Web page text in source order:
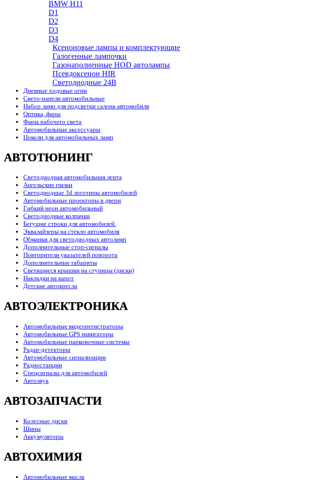
BMW H11
D1
D2
D3
D4
Ксеноновые лампы и комплектующие
Галогенные лампочки
Газонаполненные HOD автолампы
Псевдоксенон HIR
Cветодиодные 24B
Дневные ходовые огни
Свето-панели автомобильные
Набор ламп для подсветки салона автомобиля
Оптика, фары
Фары рабочего света
Автомобильные аксессуары
Цоколи для автомобильных ламп
АВТОТЮНИНГ
Светодиодная автомобильная лента
Ангельские глазки
Светодиодные 3d логотипы автомобилей
Автомобильные проекторы в двери
Гибкий неон автомобильный
Светодиодные колпачки
Бегущие строки для автомобилей.
Эквалайзеры на стекло автомобиля
Обманки для светодиодных автоламп
Дополнительные стоп-сигналы
Повторители указателей поворота
Дополнительные габариты
Светящиеся крышки на ступицы (диски)
Накладки на капот
Детские автокресла
АВТОЭЛЕКТРОНИКА
Автомобильные видеорегистраторы
Автомобильные GPS навигаторы
Автомобильные парковочные системы
Радар-детекторы
Автомобильные сигнализации
Радиостанции
Спецсигналы для автомобилей
Автозвук
АВТОЗАПЧАСТИ
Колесные диски
Шины
Аккумуляторы
АВТОХИМИЯ
Автомобильные масла